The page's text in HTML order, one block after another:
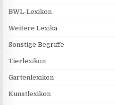
BWL-Lexikon
Weitere Lexika
Sonstige Begriffe
Tierlexikon
Gartenlexikon
Kunstlexikon